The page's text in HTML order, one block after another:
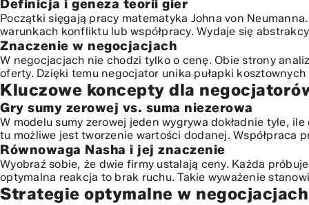
Znaczenie w negocjacjach
Kluczowe koncepty dla negocjatorów
Gry sumy zerowej vs. suma niezerowa
Równowaga Nasha i jej znaczenie
Strategie optymalne w negocjacjach dwustronnych
Analiza gier w negocjacjach
Strategie negocjacyjne w biznesie
Zastosowanie w praktyce: Kooperacja vs. Konkurencja
Wykresy cykli rynkowych
Modele franczyzowe jako przykład współpracy
Pułapki decyzyjne i jak ich unikać
Nadmierne założenia o przeciwniku
Definicja i geneza teorii gier
Początki sięgają pracy matematyka Johna von
warunkach konfliktu lub współpracy. Wydaje się
Znaczenie w negocjacjach
W negocjacjach nie chodzi tylko o cenę. Obie strony
oferty. Dzięki temu negocjator unika pułapki
Kluczowe koncepty dla
Gry sumy zerowej vs. suma niezerowa
W modelu sumy zerowej jeden wygrywa dokładnie tyle,
tu możliwe jest tworzenie wartości dodanej. Współpraca
Równowaga Nasha i jej znaczenie
Wyobraź sobie, że dwie firmy ustalają ceny. Każda
optymalna reakcja to brak ruchu. Takie wyważenie
Strategie optymalne w